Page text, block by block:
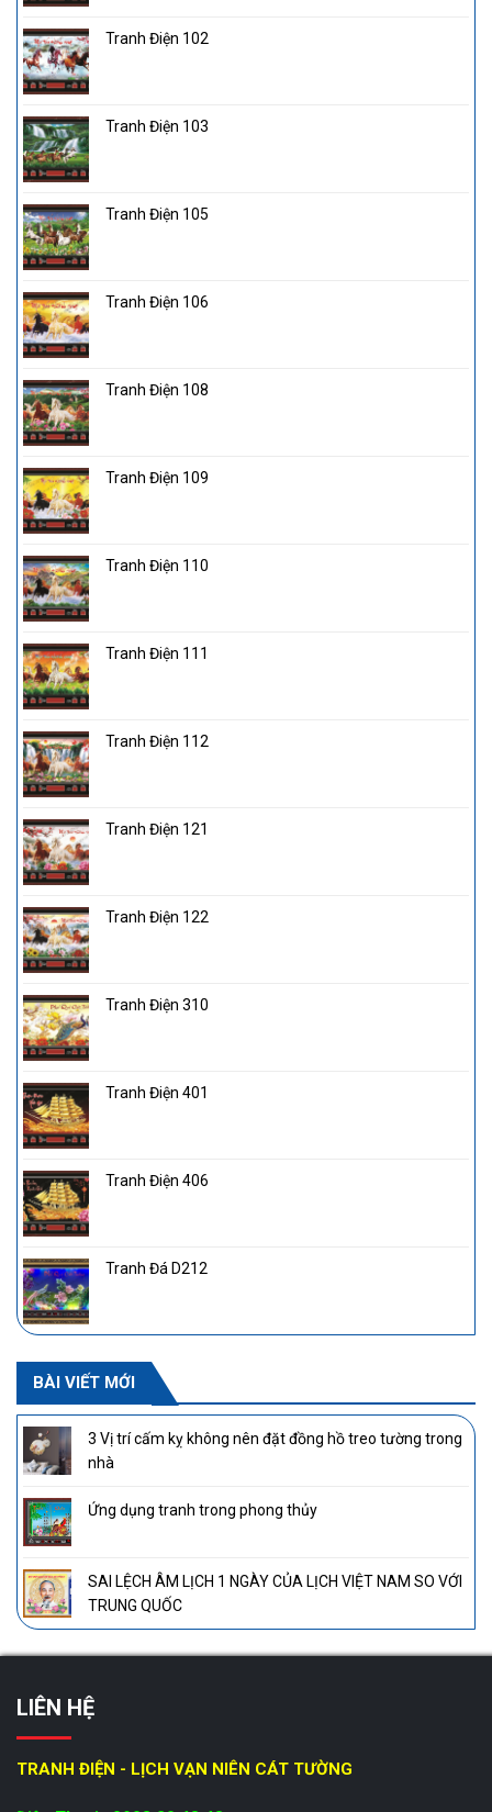
Tranh Điện 102
Tranh Điện 103
Tranh Điện 105
Tranh Điện 106
Tranh Điện 108
Tranh Điện 109
Tranh Điện 110
Tranh Điện 111
Tranh Điện 112
Tranh Điện 121
Tranh Điện 122
Tranh Điện 310
Tranh Điện 401
Tranh Điện 406
Tranh Đá D212
BÀI VIẾT MỚI
3 Vị trí cấm kỵ không nên đặt đồng hồ treo tường trong
nhà
Ứng dụng tranh trong phong thủy
SAI LỆCH ÂM LỊCH 1 NGÀY CỦA LỊCH VIỆT NAM SO VỚI
TRUNG QUỐC
LIÊN HỆ
TRANH ĐIỆN - LỊCH VẠN NIÊN CÁT TƯỜNG